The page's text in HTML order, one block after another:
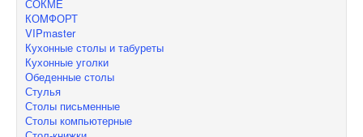
СОКМЕ
КОMФОРТ
VIPmaster
Кухонные столы и табуреты
Кухонные уголки
Обеденные столы
Стулья
Столы письменные
Столы компьютерные